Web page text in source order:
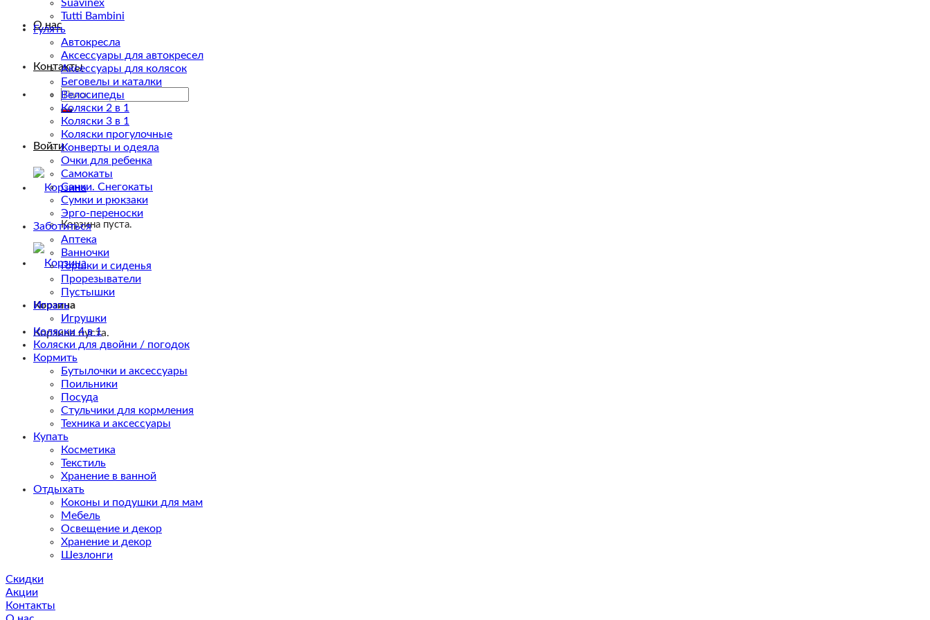
О нас
Контакты
Искать:
Войти
Корзина пуста.
Корзина
Корзина пуста.
Suavinex
Tutti Bambini
Гулять
Автокресла
Аксессуары для автокресел
Аксессуары для колясок
Беговелы и каталки
Велосипеды
Коляски 2 в 1
Коляски 3 в 1
Коляски прогулочные
Конверты и одеяла
Очки для ребенка
Самокаты
Санки. Снегокаты
Сумки и рюкзаки
Эрго-переноски
Заботиться
Аптека
Ванночки
Горшки и сиденья
Прорезыватели
Пустышки
Играть
Игрушки
Коляски 4 в 1
Коляски для двойни / погодок
Кормить
Бутылочки и аксессуары
Поильники
Посуда
Стульчики для кормления
Техника и аксессуары
Купать
Косметика
Текстиль
Хранение в ванной
Отдыхать
Коконы и подушки для мам
Мебель
Освещение и декор
Хранение и декор
Шезлонги
Скидки
Акции
Контакты